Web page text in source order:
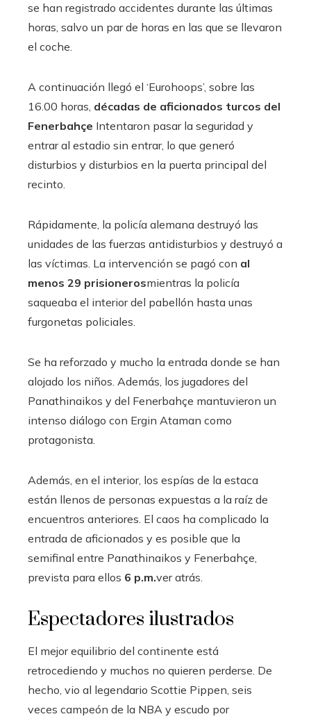
se han registrado accidentes durante las últimas
horas, salvo un par de horas en las que se llevaron
el coche.
A continuación llegó el ‘Eurohoops’, sobre las
16.00 horas, décadas de aficionados turcos del
Fenerbahçe Intentaron pasar la seguridad y
entrar al estadio sin entrar, lo que generó
disturbios y disturbios en la puerta principal del
recinto.
Rápidamente, la policía alemana destruyó las
unidades de las fuerzas antidisturbios y destruyó a
las víctimas. La intervención se pagó con al
menos 29 prisionerosmientras la policía
saqueaba el interior del pabellón hasta unas
furgonetas policiales.
Se ha reforzado y mucho la entrada donde se han
alojado los niños. Además, los jugadores del
Panathinaikos y del Fenerbahçe mantuvieron un
intenso diálogo con Ergin Ataman como
protagonista.
Además, en el interior, los espías de la estaca
están llenos de personas expuestas a la raíz de
encuentros anteriores. El caos ha complicado la
entrada de aficionados y es posible que la
semifinal entre Panathinaikos y Fenerbahçe,
prevista para ellos 6 p.m.ver atrás.
Espectadores ilustrados
El mejor equilibrio del continente está
retrocediendo y muchos no quieren perderse. De
hecho, vio al legendario Scottie Pippen, seis
veces campeón de la NBA y escudo por